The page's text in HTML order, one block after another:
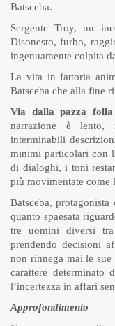
Batsceba.
Sergente Troy, un
Disonesto, furbo,
ingenuamente colpita
La vita in fattoria
Batsceba che alla fine
Via dalla pazza folla
narrazione è lento,
interminabili
minimi particolari con
di dialoghi, i toni
più movimentate
Batsceba, protagonista
quanto spaesata
tre uomini diversi
prendendo decisioni
non rinnega mai le
carattere determinato
l’incertezza in affari
Approfondimento